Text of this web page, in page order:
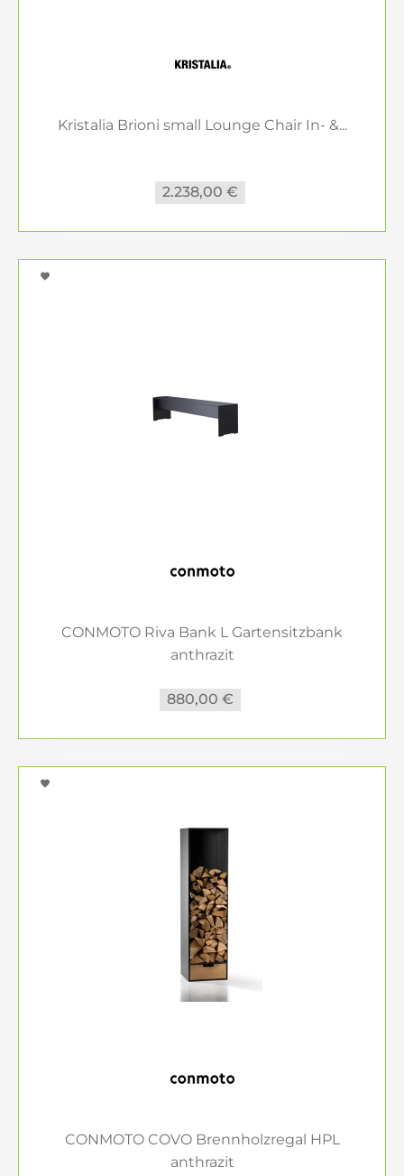
Kristalia Brioni small Lounge Chair In- &...
2.238,00 €
CONMOTO Riva Bank L Gartensitzbank
anthrazit
880,00 €
CONMOTO COVO Brennholzregal HPL
anthrazit